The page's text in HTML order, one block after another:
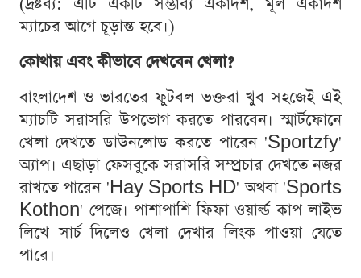
ম্যাচের আগে চূড়ান্ত হবে।)
কোথায় এবং কীভাবে দেখবেন খেলা?
বাংলাদেশ ও ভারতের ফুটবল ভক্তরা খুব সহজেই এই
ম্যাচটি সরাসরি উপভোগ করতে পারবেন। স্মার্টফোনে
খেলা দেখতে ডাউনলোড করতে পারেন 'Sportzfy'
অ্যাপ। এছাড়া ফেসবুকে সরাসরি সম্প্রচার দেখতে নজর
রাখতে পারেন 'Hay Sports HD' অথবা 'Sports
Kothon' পেজে। পাশাপাশি ফিফা ওয়ার্ল্ড কাপ লাইভ
লিখে সার্চ দিলেও খেলা দেখার লিংক পাওয়া যেতে
পারে।